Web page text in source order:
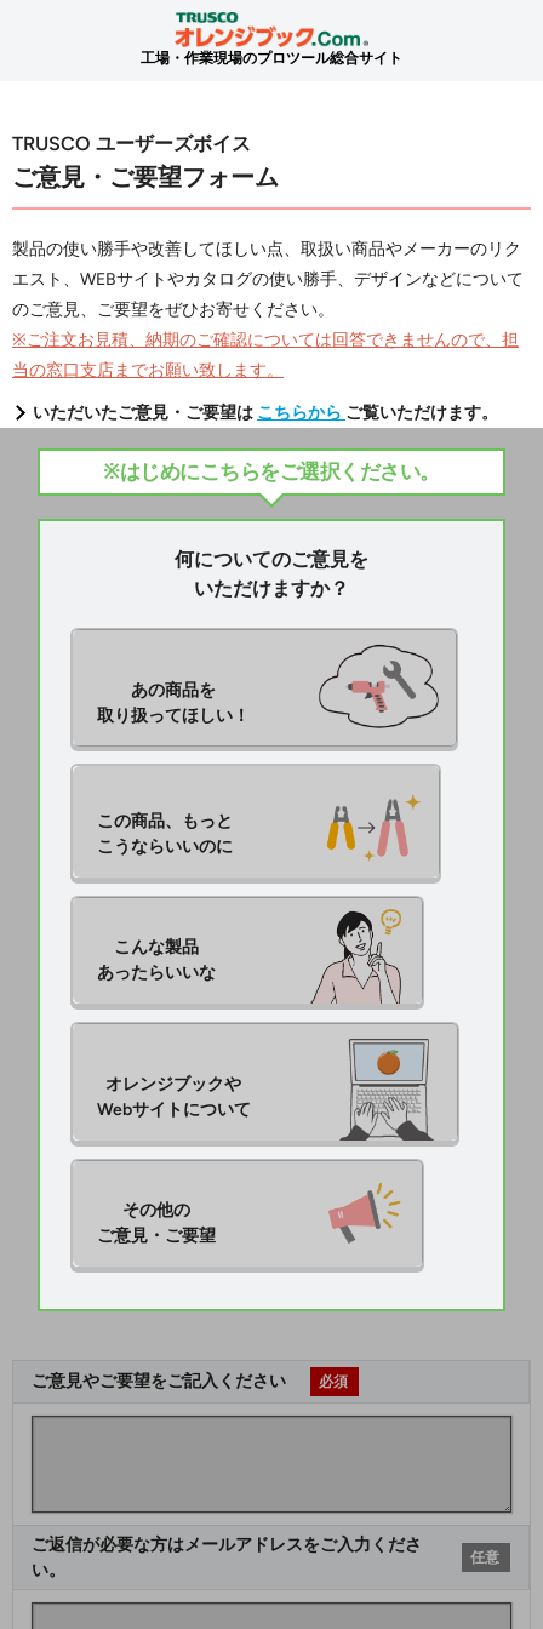
工場・作業現場のプロツール総合サイト
TRUSCO ユーザーズボイス
ご意見・ご要望フォーム
製品の使い勝手や改善してほしい点、取扱い商品やメーカーのリク
エスト、WEBサイトやカタログの使い勝手、デザインなどについて
のご意見、ご要望をぜひお寄せください。
※ご注文お見積、納期のご確認については回答できませんので、担
当の窓口支店までお願い致します。
いただいたご意見・ご要望は こちらから ご覧いただけます。
※はじめにこちらをご選択ください。
何についてのご意見を
いただけますか？
あの商品を
取り扱ってほしい！
この商品、もっと
こうならいいのに
こんな製品
あったらいいな
オレンジブックや
Webサイトについて
その他の
ご意見・ご要望
ご意見やご要望をご記入ください 必須
ご返信が必要な方はメールアドレスをご入力くださ
い。
任意